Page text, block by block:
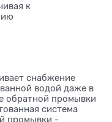
к
снабжение
водой даже в
обратной промывки
система
промывки -